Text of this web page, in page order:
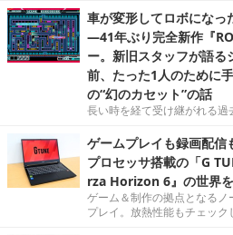
車が変形してロボになっ
―41年ぶり完全新作『
ー。新旧スタッフが語
前、たった1人のために
の“幻のカセット”の話
長い時を経て受け継がれる過
ゲームプレイも録画配
プロセッサ搭載の「G
rza Horizon 6』の世界
ゲーム＆制作の拠点となる
プレイ。放熱性能もチェック